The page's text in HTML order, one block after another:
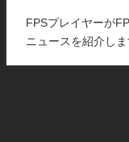
FPSプレイヤーが
ニュースを紹介しま